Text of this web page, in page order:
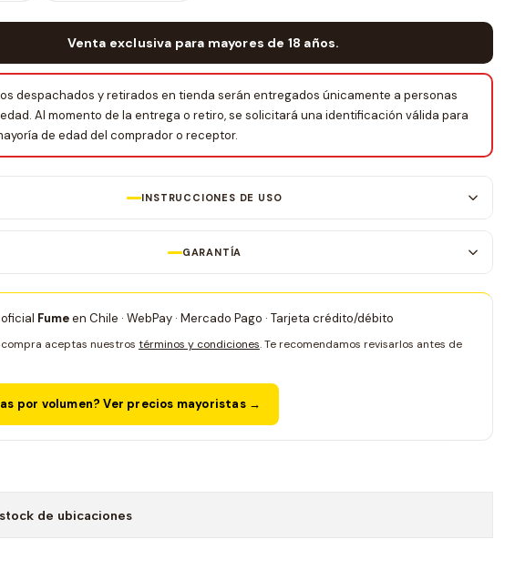
Venta exclusiva para mayores de 18 años.
despachados y retirados en tienda serán entregados únicamente a personas
Al momento de la entrega o retiro, se solicitará una identificación válida para
de edad del comprador o receptor.
INSTRUCCIONES DE USO
GARANTÍA
Fumeen Chile · WebPay · Mercado Pago · Tarjeta crédito/débito
aceptas nuestros términos y condiciones. Te recomendamos revisarlos antes de
por volumen? Ver precios mayoristas →
de ubicaciones